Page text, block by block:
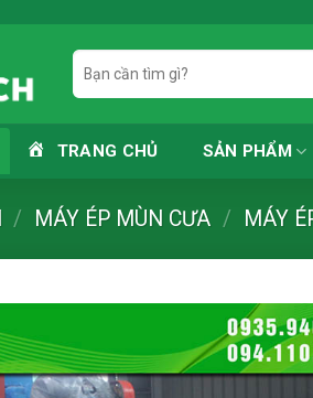
Tìm
kiếm:
TRANG CHỦ SẢN PHẨM
/ MÁY ÉP MÙN CƯA / MÁY